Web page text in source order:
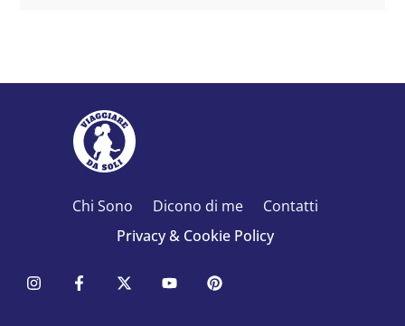
Chi Sono Dicono di me
Contatti
Privacy & Cookie Policy